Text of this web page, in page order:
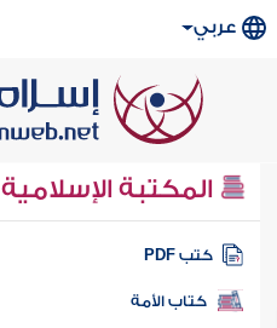
عربي
المكتبة الإسلامية
كتب PDF